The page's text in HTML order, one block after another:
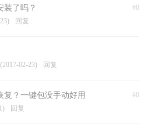
#0
装了吗？
回复
02-23) 回复
#0
复？一键包没手动好用
回复